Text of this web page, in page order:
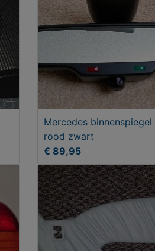
Mercedes
rood zwart
€ 89,95